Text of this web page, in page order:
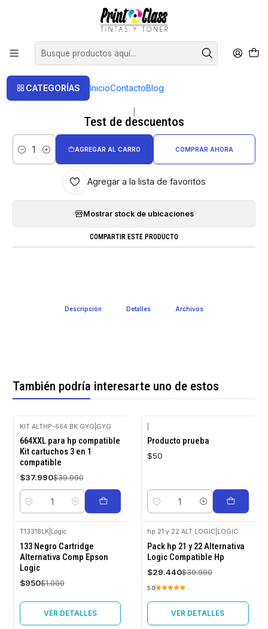
CATEGORÍAS InicioContactoBlog
📦 Envío Gratis compras sobre $120.000
Inicio Test de descuentos
Test de descuentos
Cantidad
AGREGAR AL CARRO COMPRAR AHORA
Agregar a la lista de favoritos
Mostrar stock de ubicaciones
COMPARTIR ESTE PRODUCTO
Descripción Detalles Archivos
También podría interesarte uno de estos
-5%
OFF
KIT ALTHP-664 BK GYG GYG
664XXL para hp compatible
Kit cartuchos 3 en 1
compatible
$37.990$39.990
Cantidad
Producto prueba
$50
Cantidad
-5%
OFF
Agotado
T1331BLK| Logic
133 Negro Cartridge
Alternativa Comp Epson
Logic
$950$1.000
VER DETALLES
-5%
OFF
hp 21 y 22 ALT LOGIC LOGIC
Pack hp 21 y 22 Alternativa
Logic Compatible Hp
$29.440$30.990
5.0
VER DETALLES